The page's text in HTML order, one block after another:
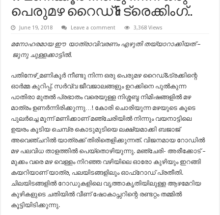
പെരുമഴ റൈഡ് & ട്രെക്കിംഗ്..
June 19, 2018 Leave a comment 3,368 Views
മനോഹരമായ ഈ യാത്രാവിവരണം എഴുതി തയ്യാറാക്കിയത് –
ജുനു ചുള്ളക്കാട്ടിൽ.
പതിനേഴ്_മണികൂർ നീണ്ടു നിന്ന ഒരു പെരുമഴ റൈഡ്&ട്രക്കിന്റെ
ഓർമ്മ കുറിപ്പ്. സർവ്വ ജീവജാലങ്ങളും ഉറക്കിനെ പുൽകുന്ന
പാതിരാ മുതൽ പ്രഭാതം വരെയുള്ള നിശ്ശബ്ദ നിമിഷങ്ങളിൽ മഴ
മാത്രം ഉണർന്നിരിക്കുന്നു…! കോരി ചൊരിയുന്ന മഴയുടെ കൂടെ
പുലർച്ചെ മൂന്ന് മണിക്കാണ് മഞ്ചേരിയിൽ നിന്നും വയനാട്ടിലെ
ഉയരം കൂടിയ ചെമ്പ്ര കൊടുമുടിയെ ലക്ഷ്യമാക്കി ബജാജ്
അവെഞ്ചറിൽ യാത്രക്ക് തിരിതെളിക്കുന്നത്. വിജനമായ റോഡിൽ
മഴ പലവിധ താളത്തിൽ പെയ്തൊഴിയുന്നു. മഞ്ചേരി- അരീക്കോട് –
മുക്കം വരെ മഴ വെള്ളം നിറഞ്ഞ വഴിയിലെ ഓരോ കുഴിയും ഇറങ്ങി
കയറിയാണ് യാത്ര, പലയിടങ്ങളിലും ഓഫ്റോഡ് പ്രതീതി.
ചിലയിടങ്ങളിൽ റോഡുകളിലെ വൃത്താകൃതിയിലുള്ള ആഴമേറിയ
കുഴികളുടെ ചതിയിൽ വീണ് ഷോകാപ്സറിന്റെ രണ്ടറ്റം തമ്മിൽ
കൂട്ടിയിടിക്കുന്നു.